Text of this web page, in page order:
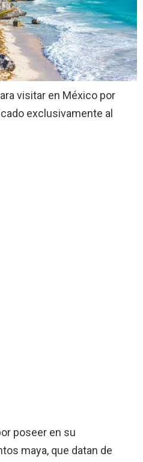
visitar en México por
exclusivamente al
poseer en su
maya, que datan de